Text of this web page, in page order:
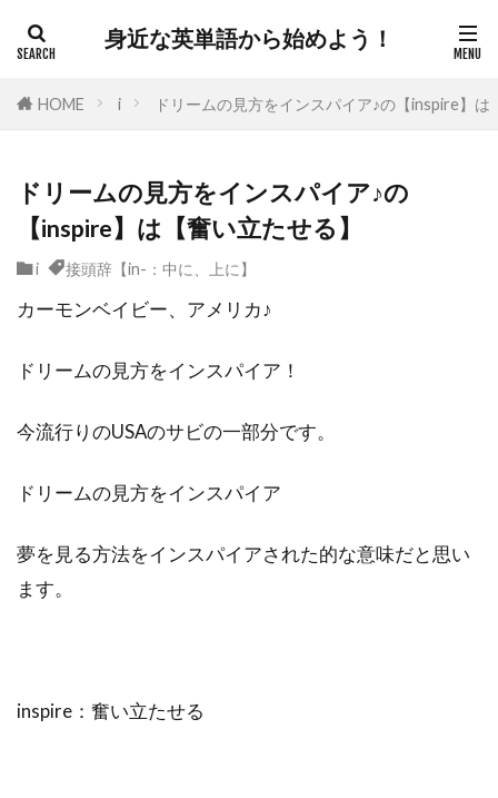
身近な英単語から始めよう！
HOME i ドリームの見方をインスパイア♪の【inspire】は
ドリームの見方をインスパイア♪の
【inspire】は【奮い立たせる】
i 接頭辞【in-：中に、上に】
カーモンベイビー、アメリカ♪
ドリームの見方をインスパイア！
今流行りのUSAのサビの一部分です。
ドリームの見方をインスパイア
夢を見る方法をインスパイアされた的な意味だと思い
ます。
inspire：奮い立たせる